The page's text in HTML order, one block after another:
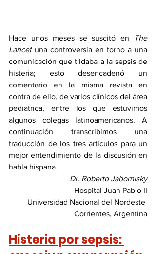
Hace unos meses se suscitó en
The
Lancet una controversia en torno a una
comunicación que tildaba a la sepsis de
histeria; esto desencadenó un
comentario en la misma revista en
contra de ello, de varios clínicos del área
pediátrica, entre los que estuvimos
algunos colegas latinoamericanos. A
continuación transcribimos una
traducción de los tres artículos para un
mejor entendimiento de la discusión en
habla hispana.
Dr. Roberto Jabornisky
Hospital Juan Pablo II
Universidad Nacional del Nordeste
Corrientes, Argentina
Histeria por sepsis: